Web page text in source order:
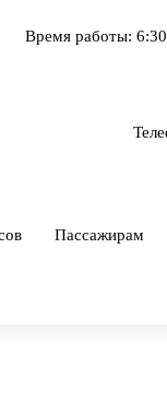
Время работы:
Пассажирам